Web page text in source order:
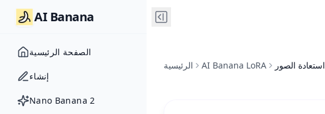
AI Banana
الصفحة الرئيسية
إنشاء
Nano Banana 2
الرئيسية AI Banana LoRA استعادة الصور